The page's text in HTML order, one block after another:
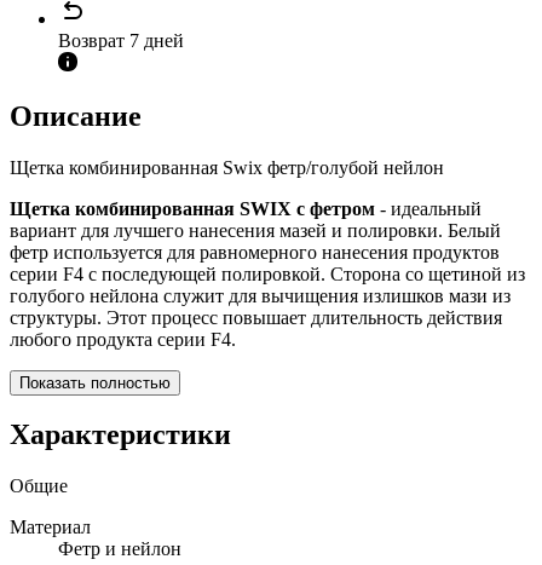
Возврат 7 дней
Описание
Щетка комбинированная Swix фетр/голубой нейлон
Щетка комбинированная SWIX с фетром - идеальный
вариант для лучшего нанесения мазей и полировки. Белый
фетр используется для равномерного нанесения продуктов
серии F4 с последующей полировкой. Сторона со щетиной из
голубого нейлона служит для вычищения излишков мази из
структуры. Этот процесс повышает длительность действия
любого продукта серии F4.
Показать полностью
Характеристики
Общие
Материал
Фетр и нейлон